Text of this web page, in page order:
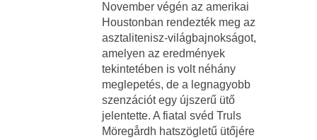
November végén az amerikai
Houstonban rendezték meg az
asztalitenisz-világbajnokságot,
amelyen az eredmények
tekintetében is volt néhány
meglepetés, de a legnagyobb
szenzációt egy újszerű ütő
jelentette. A fiatal svéd Truls
Möregårdh hatszögletű ütőjére